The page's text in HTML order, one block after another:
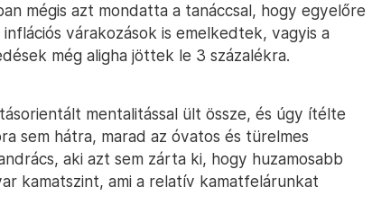
mégis azt mondatta a tanáccsal, hogy egyelőre
várakozások is emelkedtek, vagyis a
még aligha jöttek le 3 százalékra.
mentalitással ült össze, és úgy ítélte
sem hátra, marad az óvatos és türelmes
aki azt sem zárta ki, hogy huzamosabb
kamatszint, ami a relatív kamatfelárunkat